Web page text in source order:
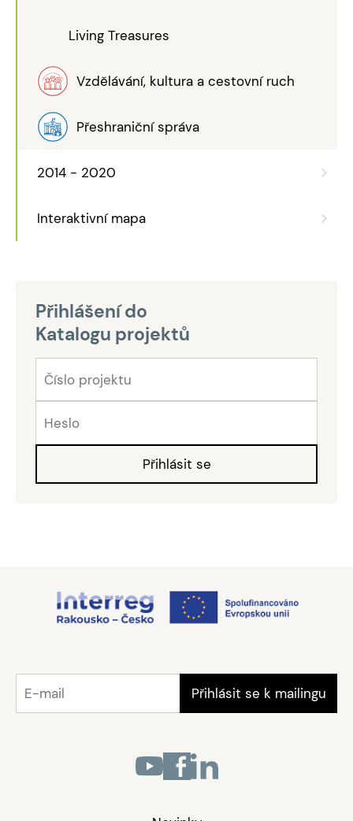
Living Treasures
Vzdělávání, kultura a cestovní ruch
Přeshraniční správa
2014 - 2020
Interaktivní mapa
Přihlášení do
Katalogu projektů